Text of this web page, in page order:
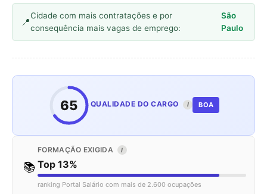
Cidade com mais contratações e por
consequência mais vagas de emprego:
São
Paulo
65 QUALIDADE DO CARGO I BOA
📚
FORMAÇÃO EXIGIDA I
Top 13%
ranking Portal Salário com mais de 2.600 ocupações